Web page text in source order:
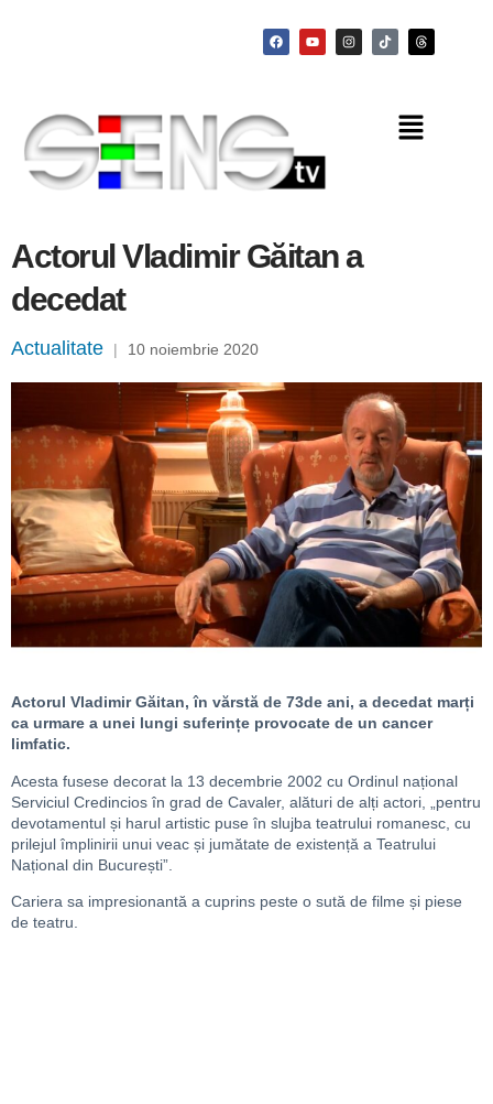
Actorul Vladimir Găitan a
decedat
Actualitate | 10 noiembrie 2020
Actorul Vladimir Găitan, în vărstă de 73de ani, a decedat marți
ca urmare a unei lungi suferințe provocate de un cancer
limfatic.
Acesta fusese decorat la 13 decembrie 2002 cu Ordinul național
Serviciul Credincios în grad de Cavaler, alături de alți actori, „pentru
devotamentul și harul artistic puse în slujba teatrului romanesc, cu
prilejul împlinirii unui veac și jumătate de existență a Teatrului
Național din București”.
Cariera sa impresionantă a cuprins peste o sută de filme și piese
de teatru.